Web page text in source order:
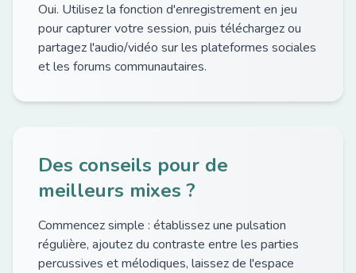
Oui. Utilisez la fonction d'enregistrement en jeu
pour capturer votre session, puis téléchargez ou
partagez l'audio/vidéo sur les plateformes sociales
et les forums communautaires.
Des conseils pour de
meilleurs mixes ?
Commencez simple : établissez une pulsation
régulière, ajoutez du contraste entre les parties
percussives et mélodiques, laissez de l'espace